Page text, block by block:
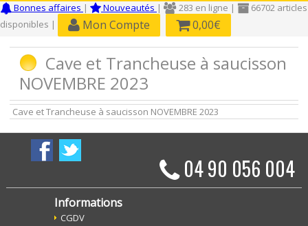
Bonnes affaires | Nouveautés | 283 en ligne |
66702 articles
disponibles |
Mon Compte 0,00€
Cave et Trancheuse à saucisson
NOVEMBRE 2023
Cave et Trancheuse à saucisson NOVEMBRE 2023
04 90 056 004
Informations
CGDV